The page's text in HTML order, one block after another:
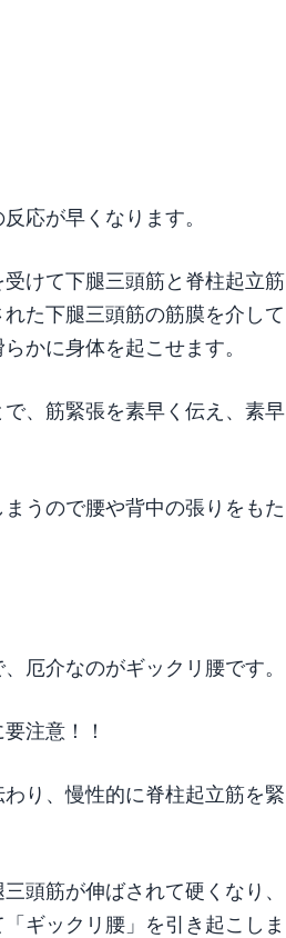
応が早くなります。
けて下腿三頭筋と脊柱起立筋
た下腿三頭筋の筋膜を介して
かに身体を起こせます。
、筋緊張を素早く伝え、素早
うので腰や背中の張りをもた
厄介なのがギックリ腰です。
注意！！
り、慢性的に脊柱起立筋を緊
頭筋が伸ばされて硬くなり、
ギックリ腰」を引き起こしま